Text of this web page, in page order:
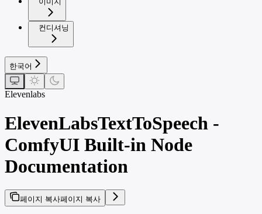
컨디셔닝
한국어
Elevenlabs
ElevenLabsTextToSpeech -
ComfyUI Built-in Node
Documentation
페이지 복사페이지 복사